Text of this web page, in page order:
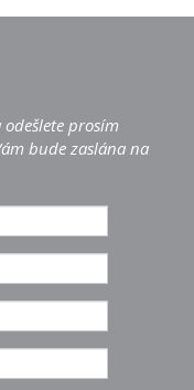
prosím
bude zaslána na